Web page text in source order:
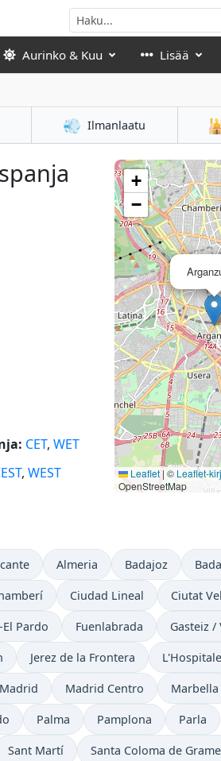
Aurinko & Kuu Lisää
💨 Ilmanlaatu
CET, WET
, WEST
+
−
Leaflet| © Leaflet-
OpenStreetMap
Almeria Badajoz
Ciudad Lineal Ciutat
Pardo Fuenlabrada Gasteiz /
Jerez de la Frontera
Madrid Madrid Centro Marbella
Palma Pamplona Parla
Sant Martí Santa Coloma de